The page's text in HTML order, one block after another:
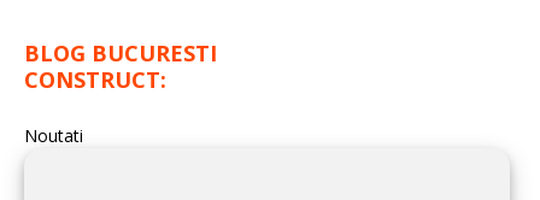
BLOG BUCURESTI
CONSTRUCT:
Noutati